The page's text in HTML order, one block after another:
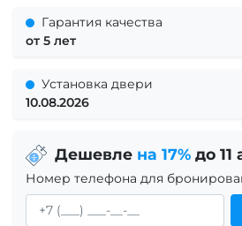
Гарантия качества
от 5 лет
Установка двери
10.08.2026
Дешевле на 17%до 11
Номер телефона для